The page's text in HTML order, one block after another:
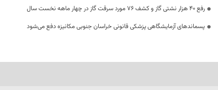
رفع 40 هزار نشتی گاز و کشف 76 مورد سرقت گاز در چهار ماهه نخست سال
پسماندهای آزمایشگاهی پزشکی قانونی خراسان جنوبی مکانیزه دفع می‌شود